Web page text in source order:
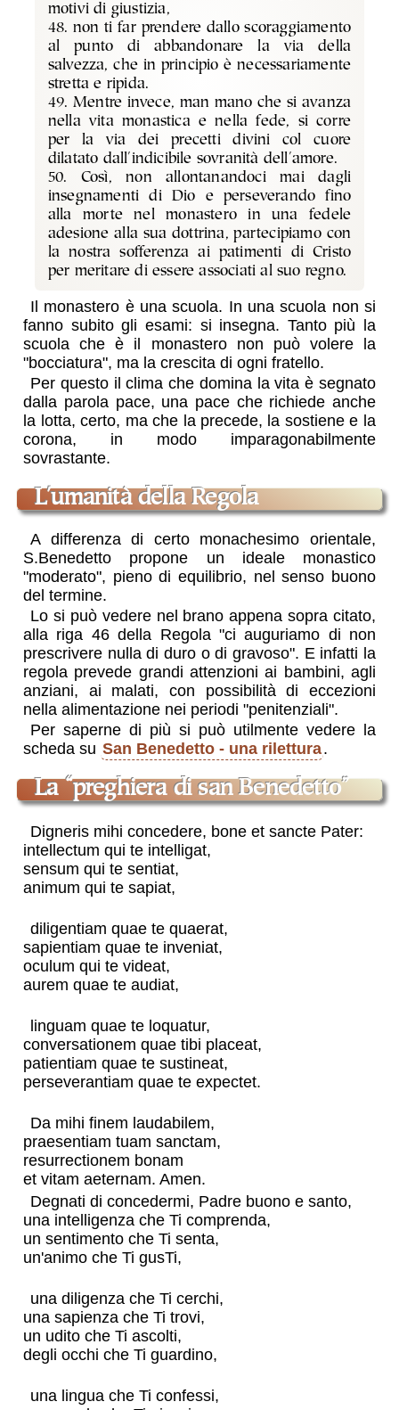
motivi di giustizia,
48. non ti far prendere dallo scoraggiamento
al punto di abbandonare la via della
salvezza, che in principio è necessariamente
stretta e ripida.
49. Mentre invece, man mano che si avanza
nella vita monastica e nella fede, si corre
per la via dei precetti divini col cuore
dilatato dall'indicibile sovranità dell'amore.
50. Così, non allontanandoci mai dagli
insegnamenti di Dio e perseverando fino
alla morte nel monastero in una fedele
adesione alla sua dottrina, partecipiamo con
la nostra sofferenza ai patimenti di Cristo
per meritare di essere associati al suo regno.
Il monastero è una scuola. In una scuola non si
fanno subito gli esami: si insegna. Tanto più la
scuola che è il monastero non può volere la
"bocciatura", ma la crescita di ogni fratello.
Per questo il clima che domina la vita è segnato
dalla parola pace, una pace che richiede anche
la lotta, certo, ma che la precede, la sostiene e la
corona, in modo imparagonabilmente
sovrastante.
l'umanità della Regola
A differenza di certo monachesimo orientale,
S.Benedetto propone un ideale monastico
"moderato", pieno di equilibrio, nel senso buono
del termine.
Lo si può vedere nel brano appena sopra citato,
alla riga 46 della Regola "ci auguriamo di non
prescrivere nulla di duro o di gravoso". E infatti la
regola prevede grandi attenzioni ai bambini, agli
anziani, ai malati, con possibilità di eccezioni
nella alimentazione nei periodi "penitenziali".
Per saperne di più si può utilmente vedere la
scheda su San Benedetto - una rilettura.
la “preghiera di san Benedetto”
Digneris mihi concedere, bone et sancte Pater:
intellectum qui te intelligat,
sensum qui te sentiat,
animum qui te sapiat,
diligentiam quae te quaerat,
sapientiam quae te inveniat,
oculum qui te videat,
aurem quae te audiat,
linguam quae te loquatur,
conversationem quae tibi placeat,
patientiam quae te sustineat,
perseverantiam quae te expectet.
Da mihi finem laudabilem,
praesentiam tuam sanctam,
resurrectionem bonam
et vitam aeternam. Amen.
Degnati di concedermi, Padre buono e santo,
una intelligenza che Ti comprenda,
un sentimento che Ti senta,
un'animo che Ti gusTi,
una diligenza che Ti cerchi,
una sapienza che Ti trovi,
un udito che Ti ascolti,
degli occhi che Ti guardino,
una lingua che Ti confessi,